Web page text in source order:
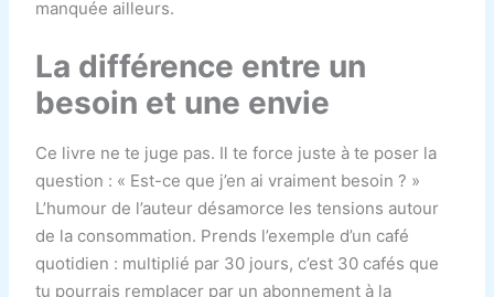
manquée ailleurs.
La différence entre un
besoin et une envie
Ce livre ne te juge pas. Il te force juste à te poser la
question : « Est-ce que j’en ai vraiment besoin ? »
L’humour de l’auteur désamorce les tensions autour
de la consommation. Prends l’exemple d’un café
quotidien : multiplié par 30 jours, c’est 30 cafés que
tu pourrais remplacer par un abonnement à la